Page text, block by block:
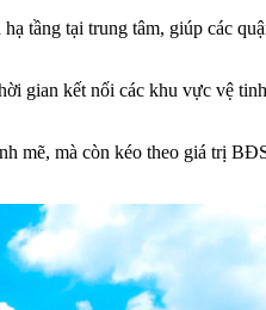
tầng tại trung tâm, giúp các
gian kết nối các khu vực vệ
mẽ, mà còn kéo theo giá trị